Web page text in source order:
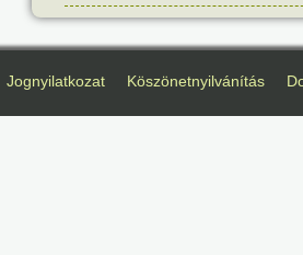
Jognyilatkozat Köszönetnyilvánítás